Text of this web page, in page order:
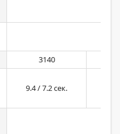
3140
9.4 / 7.2 сек.